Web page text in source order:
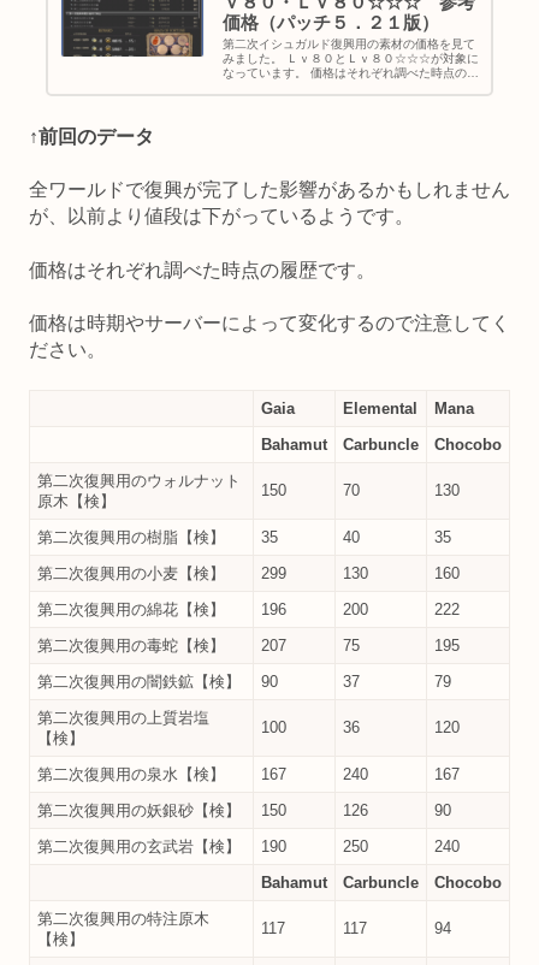
価格（パッチ５．２１版）
第二次イシュガルド復興用の素材の価格を見て
みました。 Ｌｖ８０とＬｖ８０☆☆☆が対象に
なっています。 価格はそれぞれ調べた時点の履
↑前回のデータ
全ワールドで復興が完了した影響があるかもしれません
が、以前より値段は下がっているようです。
価格はそれぞれ調べた時点の履歴です。
価格は時期やサーバーによって変化するので注意してく
ださい。
Gaia Elemental
Mana
Bahamut
Carbuncle
Chocobo
第二次復興用のウォルナット
原木【検】
150 70 130
第二次復興用の樹脂【検】 35 40
35
第二次復興用の小麦【検】
299 130
160
第二次復興用の綿花【検】
196 200
222
第二次復興用の毒蛇【検】
207 75
195
第二次復興用の闇鉄鉱【検】
90 37
79
第二次復興用の上質岩塩
【検】
100 36 120
第二次復興用の泉水【検】 167 240
167
第二次復興用の妖銀砂【検】
150 126
90
第二次復興用の玄武岩【検】
190 250
240
Bahamut
Carbuncle
Chocobo
第二次復興用の特注原木
【検】
117 117 94